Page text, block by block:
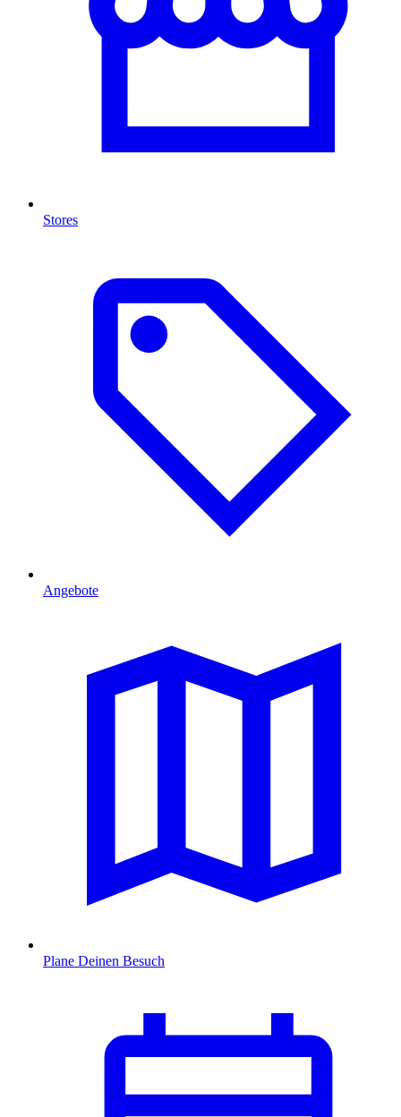
Stores
Angebote
Plane Deinen Besuch